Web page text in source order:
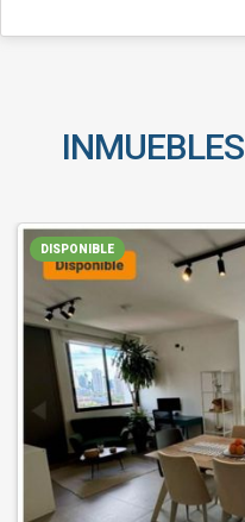
INMUEBLES
DISPONIBLE